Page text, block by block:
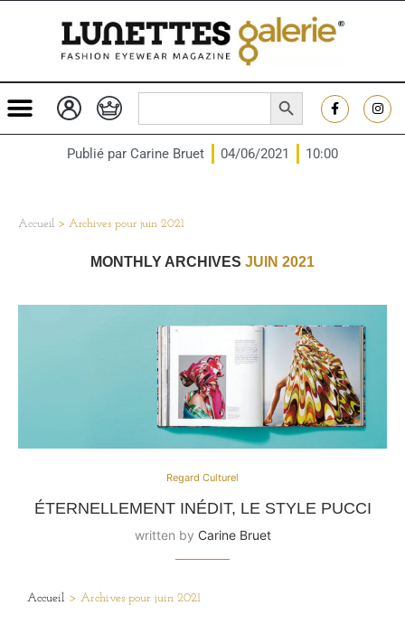
Search
SEARCH BUTTON
Publié par Carine Bruet 04/06/2021 10:00
Accueil > Archives pour juin 2021
MONTHLY ARCHIVES JUIN 2021
Regard Culturel
ÉTERNELLEMENT INÉDIT, LE STYLE PUCCI
written by Carine Bruet
Accueil > Archives pour juin 2021